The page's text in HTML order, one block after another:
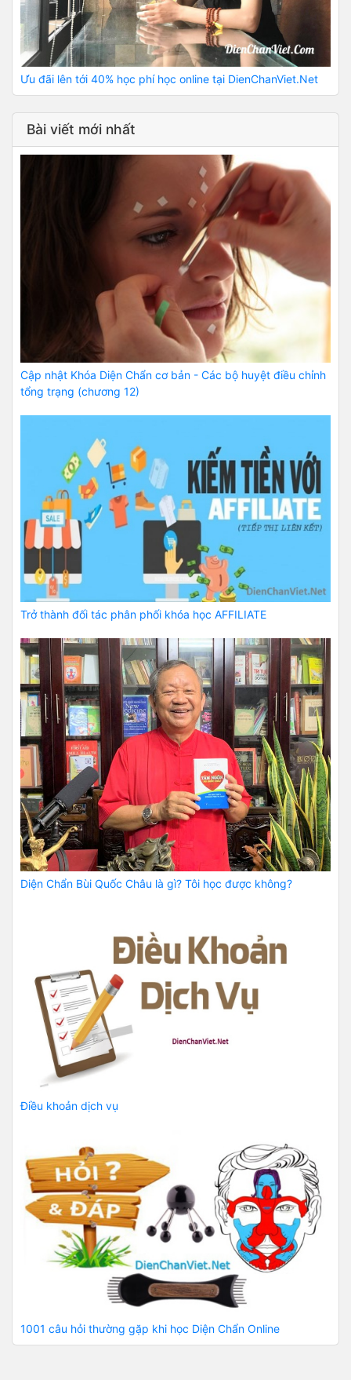
Ưu đãi lên tới 40% học phí học online tại DienChanViet.Net
Bài viết mới nhất
Cập nhật Khóa Diện Chẩn cơ bản - Các bộ huyệt điều chỉnh
tổng trạng (chương 12)
Trở thành đối tác phân phối khóa học AFFILIATE
Diện Chẩn Bùi Quốc Châu là gì? Tôi học được không?
Điều khoản dịch vụ
1001 câu hỏi thường gặp khi học Diện Chẩn Online